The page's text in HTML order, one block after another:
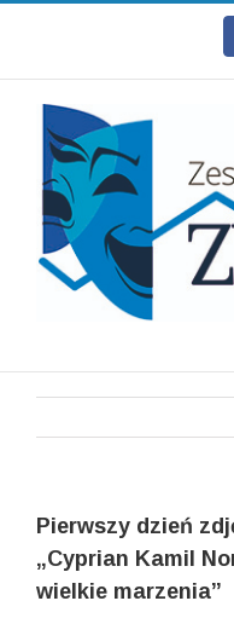
Pierwszy dzień
„Cyprian Kamil
wielkie marzenia”